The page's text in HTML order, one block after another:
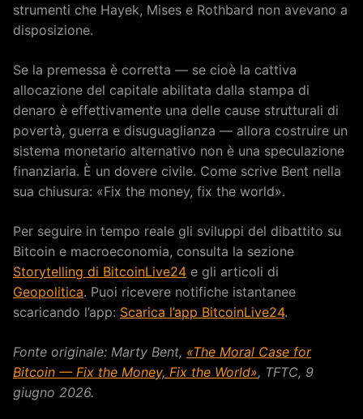
strumenti che Hayek, Mises e Rothbard non avevano a
disposizione.
Se la premessa è corretta — se cioè la cattiva
allocazione del capitale abilitata dalla stampa di
denaro è effettivamente una delle cause strutturali di
povertà, guerra e disuguaglianza — allora costruire un
sistema monetario alternativo non è una speculazione
finanziaria. È un dovere civile. Come scrive Bent nella
sua chiusura: «Fix the money, fix the world».
Per seguire in tempo reale gli sviluppi del dibattito su
Bitcoin e macroeconomia, consulta la sezione
Storytelling di BitcoinLive24 e gli articoli di
Geopolitica. Puoi ricevere notifiche istantanee
scaricando l’app: Scarica l’app BitcoinLive24.
Fonte originale: Marty Bent, «The Moral Case for
Bitcoin — Fix the Money, Fix the World», TFTC, 9
giugno 2026.